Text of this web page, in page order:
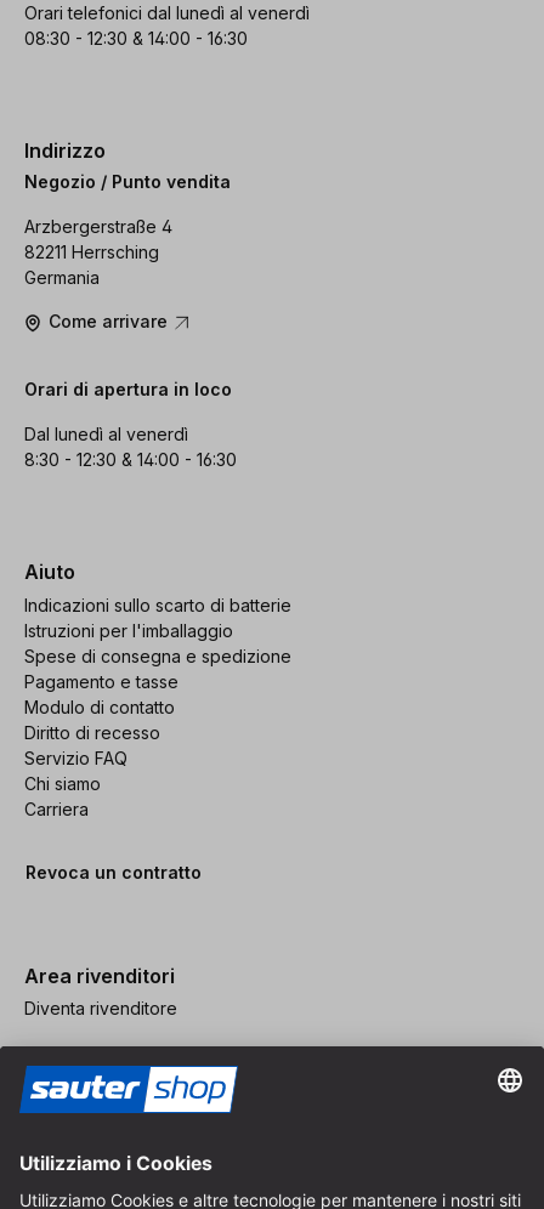
Orari telefonici dal lunedì al venerdì
08:30 - 12:30 & 14:00 - 16:30
Indirizzo
Negozio / Punto vendita
Arzbergerstraße 4
82211 Herrsching
Germania
Come arrivare
Orari di apertura in loco
Dal lunedì al venerdì
8:30 - 12:30 & 14:00 - 16:30
Aiuto
Indicazioni sullo scarto di batterie
Istruzioni per l'imballaggio
Spese di consegna e spedizione
Pagamento e tasse
Modulo di contatto
Diritto di recesso
Servizio FAQ
Chi siamo
Carriera
Revoca un contratto
Area rivenditori
Diventa rivenditore